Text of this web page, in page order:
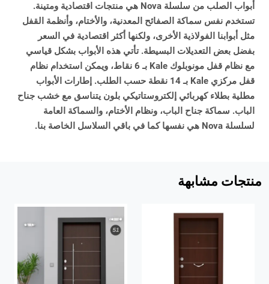
أبواب الصلب من سلسلة Nova هي منتجات اقتصادية ومتينة.
تستخدم نفس سماكة الصفائح المعدنية، والأختام، وأنظمة القفل
مثل أبوابنا الفولاذية الأخرى، ولكنها أكثر اقتصادية في السعر
بفضل بعض التعديلات البسيطة. تأتي هذه الأبواب بشكل قياسي
مع نظام قفل مونوبلوك Kale بـ 6 نقاط، ويمكن استخدام نظام
قفل مركزي Kale بـ 14 نقطة حسب الطلب. إطارات الأبواب
مطلية بطلاء كهربائي إلكتروستاتيكي بلون يتناسق مع خشب جناح
الباب. سماكة جناح الباب، ونظام الأختام، والسماكة العامة
لسلسلة Nova هي نفسها كما في باقي السلاسل الخاصة بنا.
منتجات مشابهة